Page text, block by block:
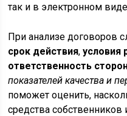
так и в электронном
При анализе договоров
срок действия,условия
ответственность
показателей качества и
поможет оценить,
средства